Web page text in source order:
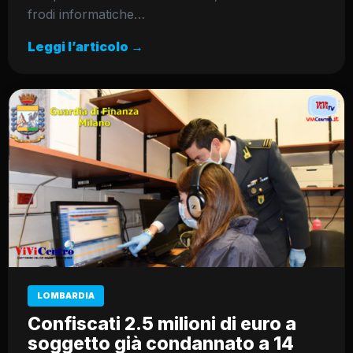
frodi informatiche…
Leggi l’articolo →
LOMBARDIA
Confiscati 2.5 milioni di euro a
soggetto già condannato a 14